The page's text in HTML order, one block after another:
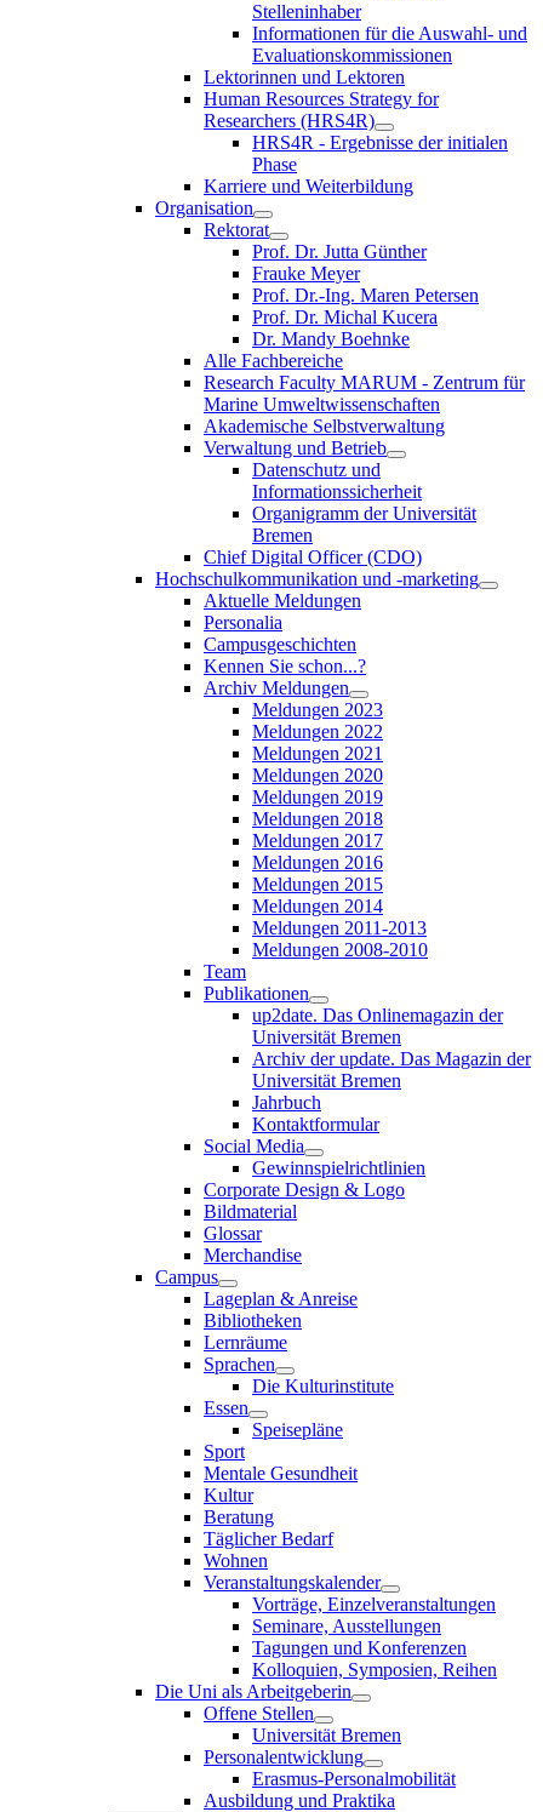
Stelleninhaber
Informationen für die Auswahl- und
Evaluationskommissionen
Lektorinnen und Lektoren
Human Resources Strategy for
Researchers (HRS4R)
HRS4R - Ergebnisse der initialen
Phase
Karriere und Weiterbildung
Organisation
Rektorat
Prof. Dr. Jutta Günther
Frauke Meyer
Prof. Dr.-Ing. Maren Petersen
Prof. Dr. Michal Kucera
Dr. Mandy Boehnke
Alle Fachbereiche
Research Faculty MARUM - Zentrum für
Marine Umweltwissenschaften
Akademische Selbstverwaltung
Verwaltung und Betrieb
Datenschutz und
Informationssicherheit
Organigramm der Universität
Bremen
Chief Digital Officer (CDO)
Hochschulkommunikation und -marketing
Aktuelle Meldungen
Personalia
Campusgeschichten
Kennen Sie schon...?
Archiv Meldungen
Meldungen 2023
Meldungen 2022
Meldungen 2021
Meldungen 2020
Meldungen 2019
Meldungen 2018
Meldungen 2017
Meldungen 2016
Meldungen 2015
Meldungen 2014
Meldungen 2011-2013
Meldungen 2008-2010
Team
Publikationen
up2date. Das Onlinemagazin der
Universität Bremen
Archiv der update. Das Magazin der
Universität Bremen
Jahrbuch
Kontaktformular
Social Media
Gewinnspielrichtlinien
Corporate Design & Logo
Bildmaterial
Glossar
Merchandise
Campus
Lageplan & Anreise
Bibliotheken
Lernräume
Sprachen
Die Kulturinstitute
Essen
Speisepläne
Sport
Mentale Gesundheit
Kultur
Beratung
Täglicher Bedarf
Wohnen
Veranstaltungskalender
Vorträge, Einzelveranstaltungen
Seminare, Ausstellungen
Tagungen und Konferenzen
Kolloquien, Symposien, Reihen
Die Uni als Arbeitgeberin
Offene Stellen
Universität Bremen
Personalentwicklung
Erasmus-Personalmobilität
Ausbildung und Praktika